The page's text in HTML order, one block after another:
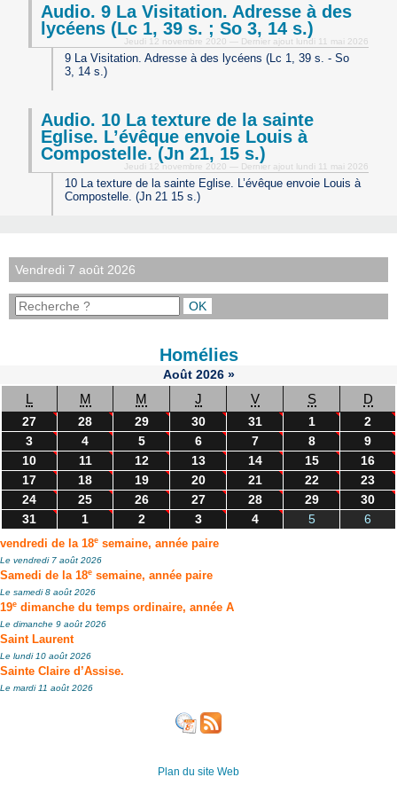
Audio. 9 La Visitation. Adresse à des
lycéens (Lc 1, 39 s. ; So 3, 14 s.)
Jeudi 12 novembre 2020 — Dernier ajout lundi 11 mai 2026
9 La Visitation. Adresse à des lycéens (Lc 1, 39 s. - So
3, 14 s.)
Audio. 10 La texture de la sainte
Eglise. L’évêque envoie Louis à
Compostelle. (Jn 21, 15 s.)
Jeudi 12 novembre 2020 — Dernier ajout lundi 11 mai 2026
10 La texture de la sainte Eglise. L’évêque envoie Louis à
Compostelle. (Jn 21 15 s.)
Vendredi 7 août 2026
Homélies
Août 2026 »
L M M J V S D
27 28 29 30 31 1
2
3
4 5 6 7 8
9
10
11 12 13 14 15
16
17
18 19 20 21 22
23
24
25 26 27 28 29
30
31
1 2 3 4 5 6
vendredi de la 18e semaine, année paire
Le vendredi 7 août 2026
Samedi de la 18e semaine, année paire
Le samedi 8 août 2026
19e dimanche du temps ordinaire, année A
Le dimanche 9 août 2026
Saint Laurent
Le lundi 10 août 2026
Sainte Claire d’Assise.
Le mardi 11 août 2026
Plan du site Web